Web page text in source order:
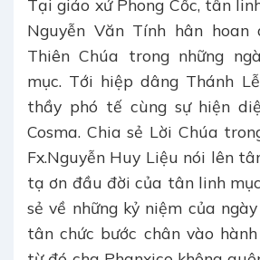
Tại giáo xứ Phong Cốc, tân
Nguyễn Văn Tính hân
Thiên Chúa trong những
mục. Tới hiệp dâng Thánh
thầy phó tế cùng sự hiện
Cosma. Chia sẻ Lời Chúa
Fx.Nguyễn Huy Liệu nói lên
tạ ơn đầu đời của tân linh
sẻ về những kỷ niệm của
tân chức bước chân vào